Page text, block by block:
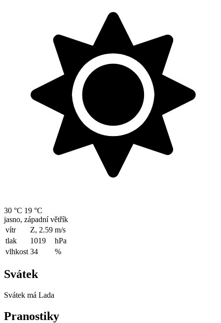
30 °C 19 °C
jasno, západní větřík
vítr
Z, 2.59 m/s
tlak
1019
hPa
vlhkost 34 %
Svátek
Svátek má Lada
Pranostiky